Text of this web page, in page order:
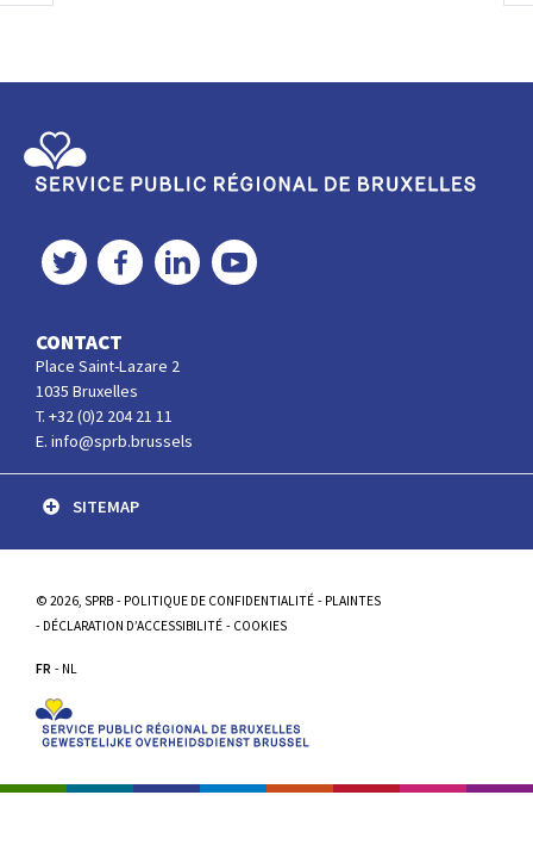
Twitter FacebookLinkedInYouTube
CONTACT
Place Saint-Lazare 2
1035 Bruxelles
T. +32 (0)2 204 21 11
E. info@sprb.brussels
SITEMAP
© 2026, SPRB POLITIQUE DE CONFIDENTIALITÉ
PLAINTES
DÉCLARATION D’ACCESSIBILITÉ
COOKIES
FR NL